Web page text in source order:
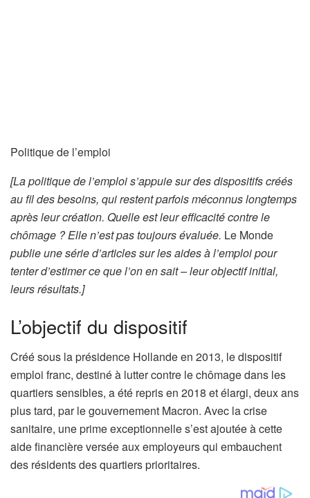
Politique de l’emploi
[La politique de l’emploi s’appuie sur des dispositifs créés
au fil des besoins, qui restent parfois méconnus longtemps
après leur création. Quelle est leur efficacité contre le
chômage ? Elle n’est pas toujours évaluée. Le Monde
publie une série d’articles sur les aides à l’emploi pour
tenter d’estimer ce que l’on en sait – leur objectif initial,
leurs résultats.]
L’objectif du dispositif
Créé sous la présidence Hollande en 2013, le dispositif
emploi franc, destiné à lutter contre le chômage dans les
quartiers sensibles, a été repris en 2018 et élargi, deux ans
plus tard, par le gouvernement Macron. Avec la crise
sanitaire, une prime exceptionnelle s’est ajoutée à cette
aide financière versée aux employeurs qui embauchent
des résidents des quartiers prioritaires.